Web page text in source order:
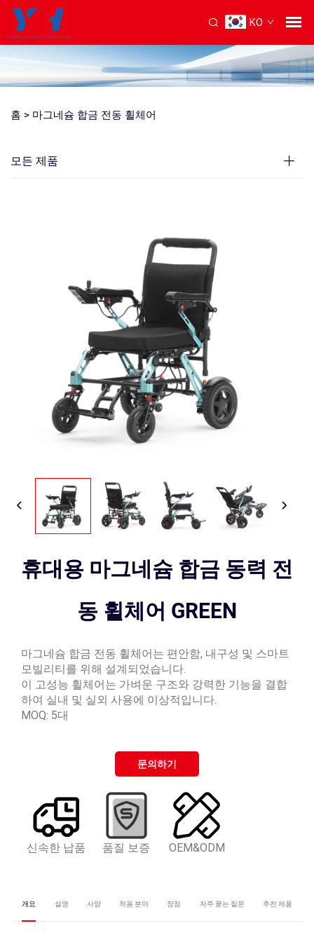
KO
홈 > 마그네슘 합금 전동 휠체어
모든 제품
휴대용 마그네슘 합금 동력 전
동 휠체어 GREEN
마그네슘 합금 전동 휠체어는 편안함, 내구성 및 스마트
모빌리티를 위해 설계되었습니다.
이 고성능 휠체어는 가벼운 구조와 강력한 기능을 결합
하여 실내 및 실외 사용에 이상적입니다.
MOQ: 5대
문의하기
신속한 납품 품질 보증 OEM&ODM
개요 설명 사양 적용 분야 장점 자주 묻는 질문 추천 제품